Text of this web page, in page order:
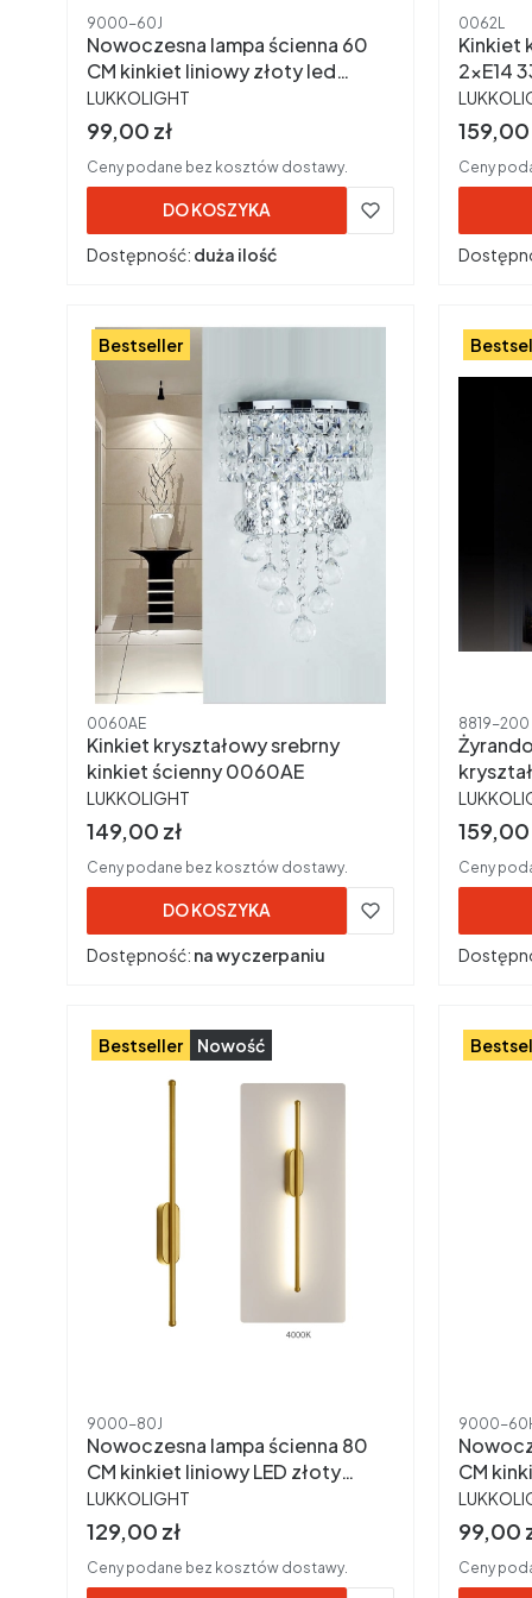
Kod produktu
9000-60J
Nowoczesna lampa ścienna 60
CM kinkiet liniowy złoty led
4000K
PRODUCENT
LUKKOLIGHT
Cena brutto
99,00 zł
Ceny podane bez kosztów dostawy.
DO KOSZYKA
Dostępność: duża ilość
Kod
0062L
Kinkiet
2xE14
lampa
Cena
159,00
Ceny
Bestseller
Kod produktu
0060AE
Kinkiet kryształowy srebrny
kinkiet ścienny 0060AE
PRODUCENT
LUKKOLIGHT
Cena brutto
149,00 zł
Ceny podane bez kosztów dostawy.
DO KOSZYKA
Dostępność: na wyczerpaniu
Kod
8819-200
Cena
159,00
Ceny
Bestseller Nowość
Kod produktu
9000-80J
Nowoczesna lampa ścienna 80
CM kinkiet liniowy LED złoty
4000K
PRODUCENT
LUKKOLIGHT
Cena brutto
129,00 zł
Ceny podane bez kosztów dostawy.
Kod
9000-
CM
4000K
Cena
99,00
Ceny